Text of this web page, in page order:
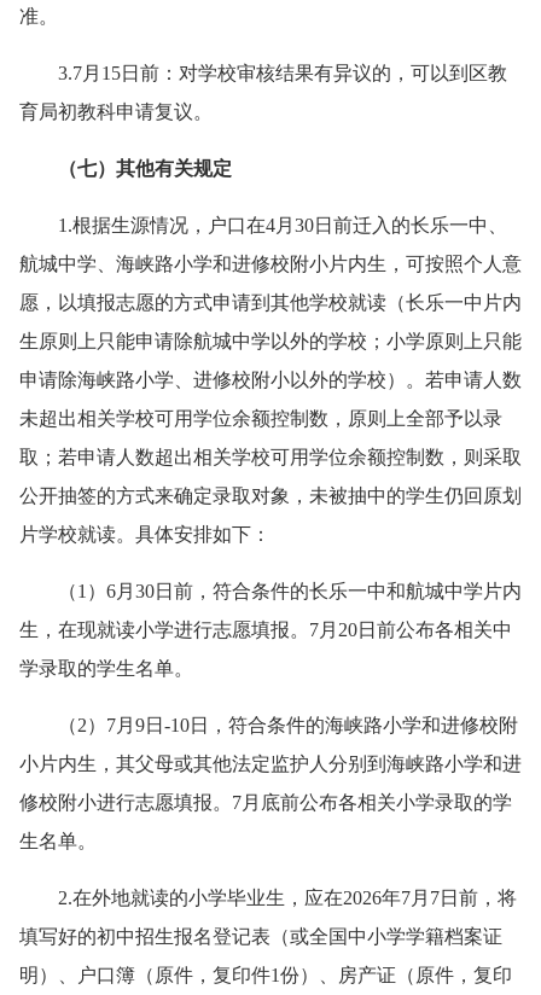
准。
3.7月15日前：对学校审核结果有异议的，可以到区教
育局初教科申请复议。
（七）其他有关规定
1.根据生源情况，户口在4月30日前迁入的长乐一中、
航城中学、海峡路小学和进修校附小片内生，可按照个人意
愿，以填报志愿的方式申请到其他学校就读（长乐一中片内
生原则上只能申请除航城中学以外的学校；小学原则上只能
申请除海峡路小学、进修校附小以外的学校）。若申请人数
未超出相关学校可用学位余额控制数，原则上全部予以录
取；若申请人数超出相关学校可用学位余额控制数，则采取
公开抽签的方式来确定录取对象，未被抽中的学生仍回原划
片学校就读。具体安排如下：
（1）6月30日前，符合条件的长乐一中和航城中学片内
生，在现就读小学进行志愿填报。7月20日前公布各相关中
学录取的学生名单。
（2）7月9日-10日，符合条件的海峡路小学和进修校附
小片内生，其父母或其他法定监护人分别到海峡路小学和进
修校附小进行志愿填报。7月底前公布各相关小学录取的学
生名单。
2.在外地就读的小学毕业生，应在2026年7月7日前，将
填写好的初中招生报名登记表（或全国中小学学籍档案证
明）、户口簿（原件，复印件1份）、房产证（原件，复印